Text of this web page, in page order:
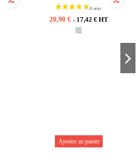
20,90 € - 17,42 € HT
Ajouter au panier